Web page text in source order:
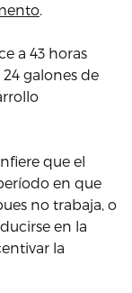
.
a 43 horas
galones de
que el
en que
no trabaja, o
en la
la